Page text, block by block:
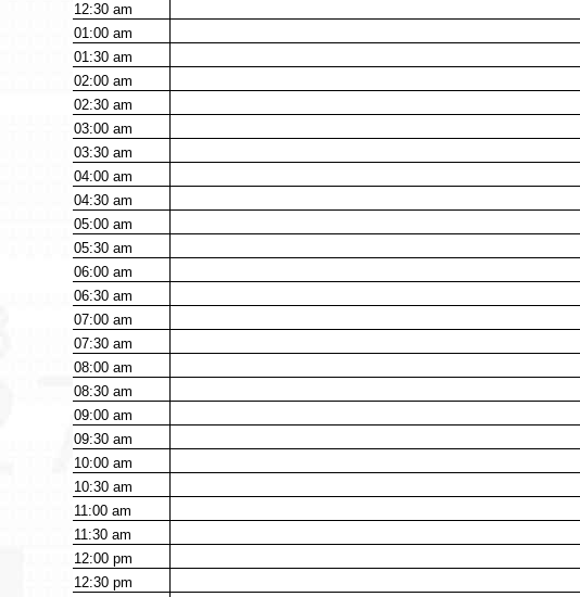
12:30am
01:00am
01:30am
02:00am
02:30am
03:00am
03:30am
04:00am
04:30am
05:00am
05:30am
06:00am
06:30am
07:00am
07:30am
08:00am
08:30am
09:00am
09:30am
10:00am
10:30am
11:00am
11:30am
12:00pm
12:30pm